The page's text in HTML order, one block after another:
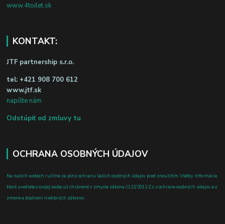
www.4toilet.sk
KONTAKT:
JTF partnership s.r.o.
tel: +421 908 700 612
www.jtf.sk
napíšte nám
Odstúpiť od zmluvy tu
OCHRANA OSOBNÝCH ÚDAJOV
Na našich weboch ručíme za plnú ochranu Vašich osobných údajov pred zneužitím. Všetky informácie,
ktoré uvediete o svojej osobe, sú chránené v zmysle zákona č.122/2013 Z.z. o ochrane osobných údajov a o
zmene a doplnení niektorých zákonov.